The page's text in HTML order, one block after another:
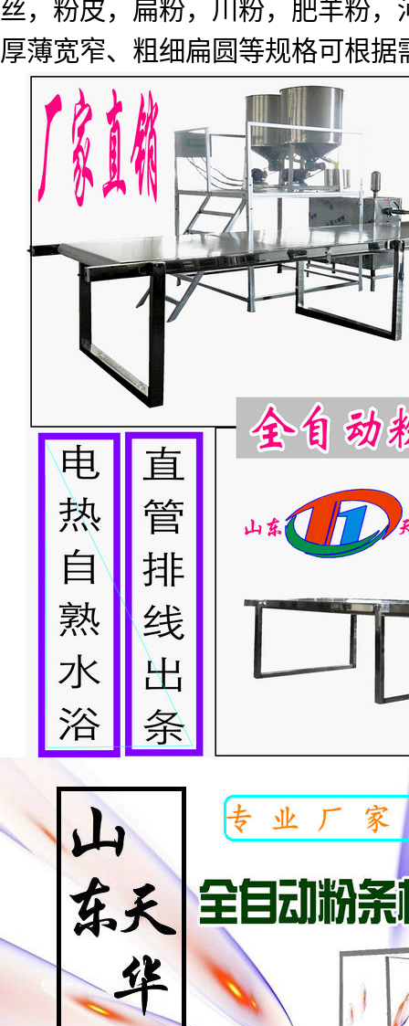
丝，粉皮，扁粉，川粉，肥羊粉
厚薄宽窄、粗细扁圆等规格可根据